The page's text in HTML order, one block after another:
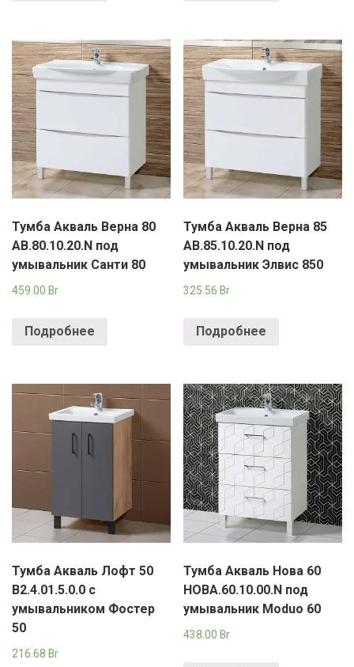
Тумба Акваль Верна 80
АВ.80.10.20.N под
умывальник Санти 80
459.00 Br
Подробнее
Тумба Акваль Верна 85
АВ.85.10.20.N под
умывальник Элвис 850
325.56 Br
Подробнее
Тумба Акваль Лофт 50
В2.4.01.5.0.0 с
умывальником Фостер
50
216.68 Br
Тумба Акваль Нова 60
НОВА.60.10.00.N под
умывальник Moduo 60
438.00 Br